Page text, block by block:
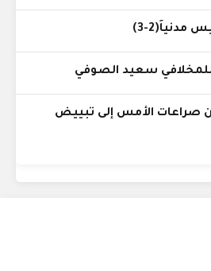
مدنياً(2-3)
للمخلافي سعيد الصوفي
صراعات الأمس إلى تبييض